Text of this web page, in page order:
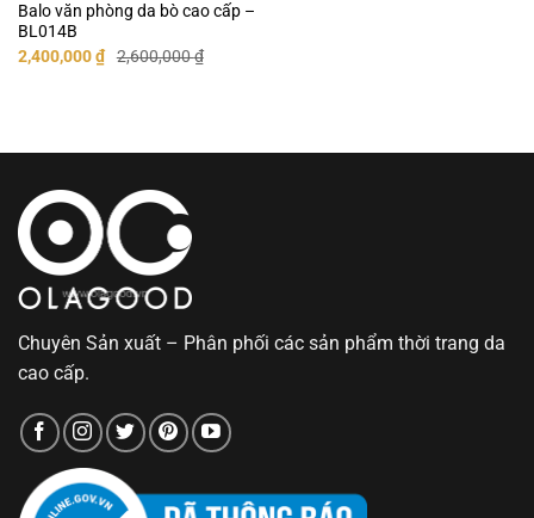
Balo văn phòng da bò cao cấp –
BL014B
2,600,000₫
Giá
gốc
2,400,000₫Giá
hiện
Chuyên Sản xuất – Phân phối các sản phẩm thời trang da
cao cấp.